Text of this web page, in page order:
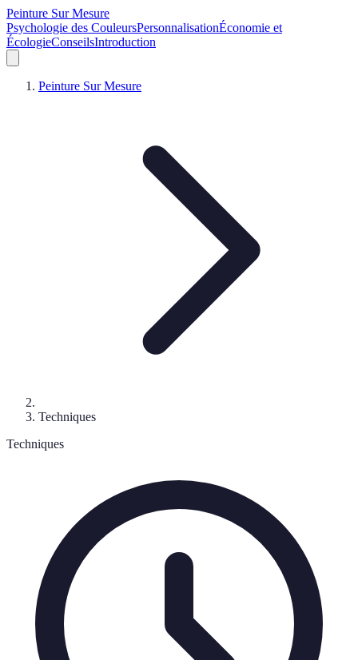
Peinture Sur Mesure
Psychologie des CouleursPersonnalisationÉconomie et
ÉcologieConseilsIntroduction
Peinture Sur Mesure
Techniques
Techniques